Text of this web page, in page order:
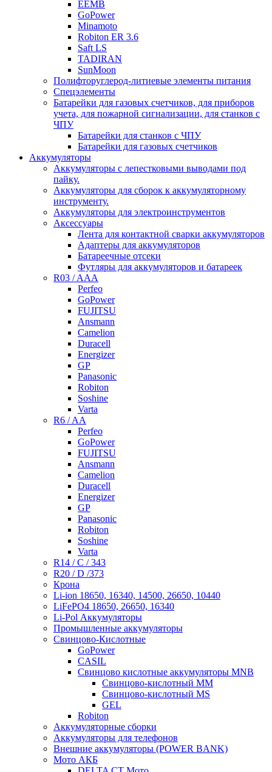
EEMB
GoPower
Minamoto
Robiton ER 3.6
Saft LS
TADIRAN
SunMoon
Полифторуглерод-литиевые элементы питания
Спецэлементы
Батарейки для газовых счетчиков, для приборов
учета, для пожарной сигнализации, для станков с
ЧПУ
Батарейки для станков с ЧПУ
Батарейки для газовых счетчиков
Аккумуляторы
Аккумуляторы с лепестковыми выводами под
пайку.
Аккумуляторы для сборок к аккумуляторному
инструменту.
Аккумуляторы для электроинструментов
Аксессуары
Лента для контактной сварки аккумуляторов
Адаптеры для аккумуляторов
Батареечные отсеки
Футляры для аккумуляторов и батареек
R03 / AAA
Perfeo
GoPower
FUJITSU
Ansmann
Camelion
Duracell
Energizer
GP
Panasonic
Robiton
Soshine
Varta
R6 / AA
Perfeo
GoPower
FUJITSU
Ansmann
Camelion
Duracell
Energizer
GP
Panasonic
Robiton
Soshine
Varta
R14 / C / 343
R20 / D /373
Крона
Li-ion 18650, 16340, 14500, 26650, 10440
LiFePO4 18650, 26650, 16340
Li-Pol Аккумуляторы
Промышленные аккумуляторы
Свинцово-Кислотные
GoPower
CASIL
Свинцово кислотные аккумуляторы MNB
Cвинцово-кислотный MM
Cвинцово-кислотный MS
GEL
Robiton
Аккумуляторные сборки
Аккумуляторы для телефонов
Внешние аккумуляторы (POWER BANK)
Мото АКБ